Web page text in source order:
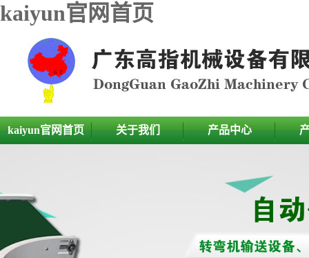
kaiyun官网首页
kaiyun官网首页 关于我们 产品中心